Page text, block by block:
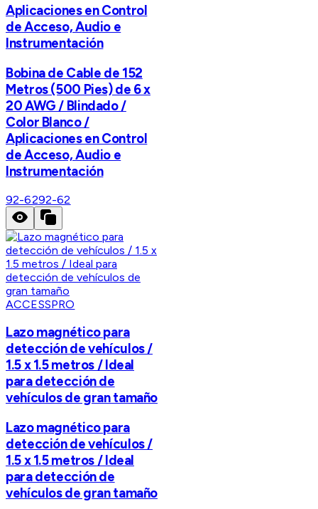
Aplicaciones en Control
de Acceso, Audio e
Instrumentación
Bobina de Cable de 152
Metros (500 Pies) de 6 x
20 AWG / Blindado /
Color Blanco /
Aplicaciones en Control
de Acceso, Audio e
Instrumentación
92-6292-62
ACCESSPRO
Lazo magnético para
detección de vehículos /
1.5 x 1.5 metros / Ideal
para detección de
vehículos de gran tamaño
Lazo magnético para
detección de vehículos /
1.5 x 1.5 metros / Ideal
para detección de
vehículos de gran tamaño